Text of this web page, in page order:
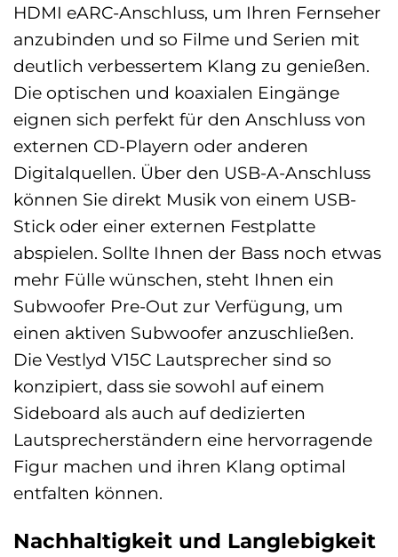
HDMI eARC-Anschluss, um Ihren Fernseher
anzubinden und so Filme und Serien mit
deutlich verbessertem Klang zu genießen.
Die optischen und koaxialen Eingänge
eignen sich perfekt für den Anschluss von
externen CD-Playern oder anderen
Digitalquellen. Über den USB-A-Anschluss
können Sie direkt Musik von einem USB-
Stick oder einer externen Festplatte
abspielen. Sollte Ihnen der Bass noch etwas
mehr Fülle wünschen, steht Ihnen ein
Subwoofer Pre-Out zur Verfügung, um
einen aktiven Subwoofer anzuschließen.
Die Vestlyd V15C Lautsprecher sind so
konzipiert, dass sie sowohl auf einem
Sideboard als auch auf dedizierten
Lautsprecherständern eine hervorragende
Figur machen und ihren Klang optimal
entfalten können.
Nachhaltigkeit und Langlebigkeit